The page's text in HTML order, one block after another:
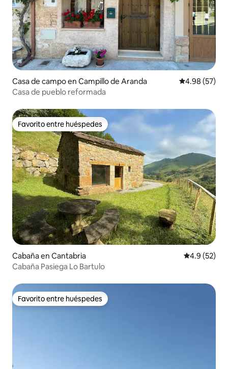
Casa de campo en Campillo de Aranda Calificación
4.98 (57)
Casa de pueblo reformada
Favorito entre huéspedes
Favorito entre huéspedes
Cabaña en Cantabria Calificación
4.9 (52)
Cabaña Pasiega Lo Bartulo
Favorito entre huéspedes
Favorito entre huéspedes